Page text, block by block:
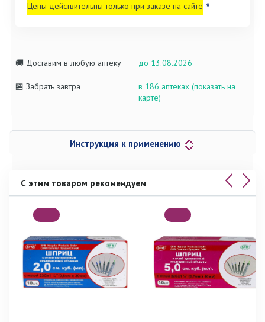
Цены действительны только при заказе на сайте *
🚚 Доставим в любую аптеку до 13.08.2026
🏪 Забрать завтра
в 186 аптеках (показать на
карте)
Инструкция к применению
С этим товаром рекомендуем